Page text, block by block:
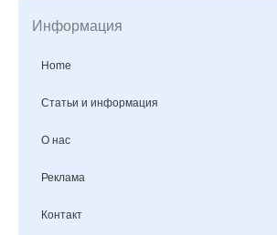
Информация
Home
Статьи и информация
О нас
Реклама
Контакт